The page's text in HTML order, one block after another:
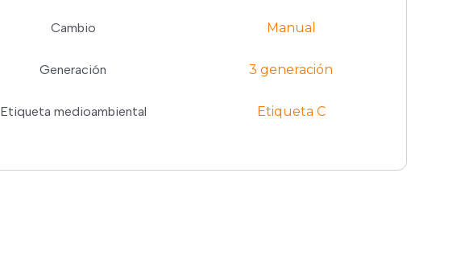
Cambio Manual
Generación 3 generación
Etiqueta medioambiental Etiqueta C